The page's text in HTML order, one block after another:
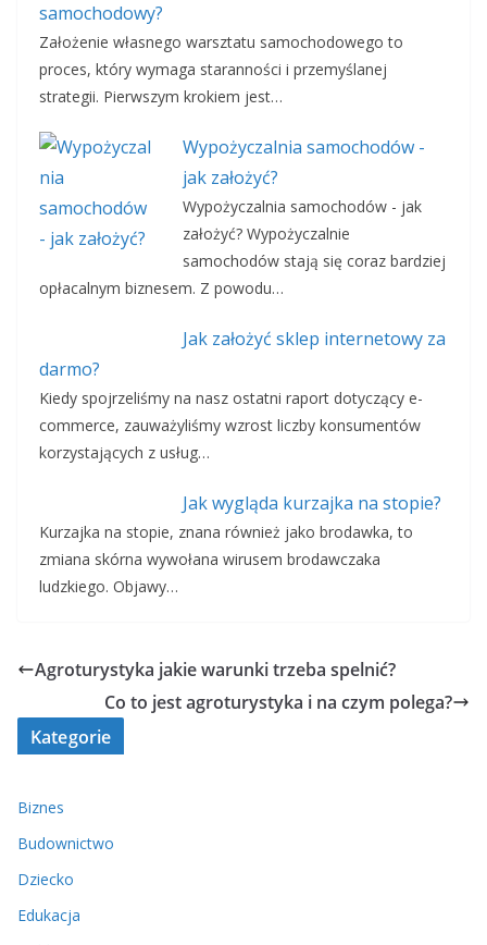
samochodowy?
Założenie własnego warsztatu samochodowego to
proces, który wymaga staranności i przemyślanej
strategii. Pierwszym krokiem jest…
Wypożyczalnia samochodów -
jak założyć?
Wypożyczalnia samochodów - jak
założyć? Wypożyczalnie
samochodów stają się coraz bardziej
opłacalnym biznesem. Z powodu…
Jak założyć sklep internetowy za
darmo?
Kiedy spojrzeliśmy na nasz ostatni raport dotyczący e-
commerce, zauważyliśmy wzrost liczby konsumentów
korzystających z usług…
Jak wygląda kurzajka na stopie?
Kurzajka na stopie, znana również jako brodawka, to
zmiana skórna wywołana wirusem brodawczaka
ludzkiego. Objawy…
Agroturystyka jakie warunki trzeba spelnić?
Co to jest agroturystyka i na czym polega?
Kategorie
Biznes
Budownictwo
Dziecko
Edukacja